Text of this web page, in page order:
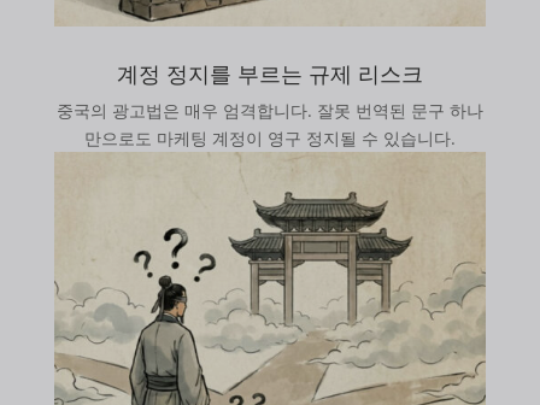
계정 정지를 부르는 규제 리스크
중국의 광고법은 매우 엄격합니다. 잘못 번역된 문구 하나
만으로도 마케팅 계정이 영구 정지될 수 있습니다.